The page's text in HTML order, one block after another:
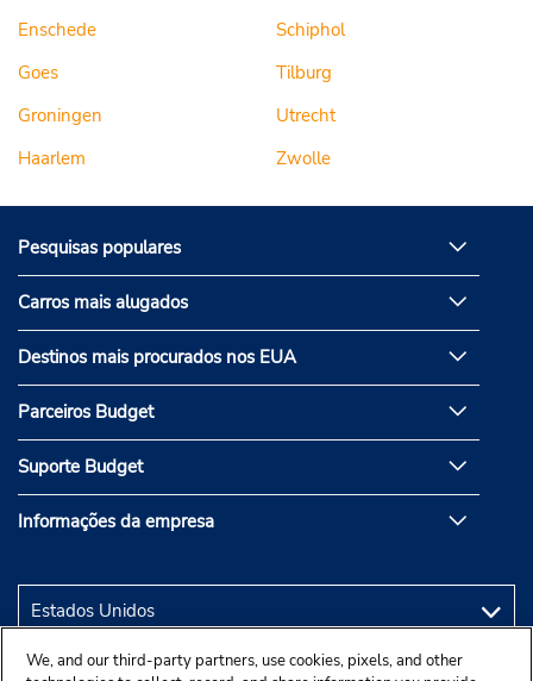
Enschede
Goes
Groningen
Haarlem
Schiphol
Tilburg
Utrecht
Zwolle
Pesquisas populares
Carros mais alugados
Destinos mais procurados nos EUA
Parceiros Budget
Suporte Budget
Informações da empresa
We, and our third-party partners, use cookies, pixels, and other